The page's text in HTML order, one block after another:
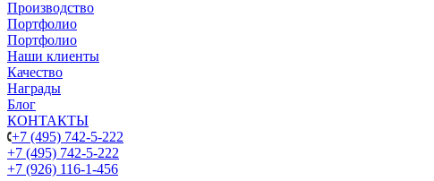
Производство
Портфолио
Портфолио
Наши клиенты
Качество
Награды
Блог
КОНТАКТЫ
+7 (495) 742-5-222
+7 (495) 742-5-222
+7 (926) 116-1-456